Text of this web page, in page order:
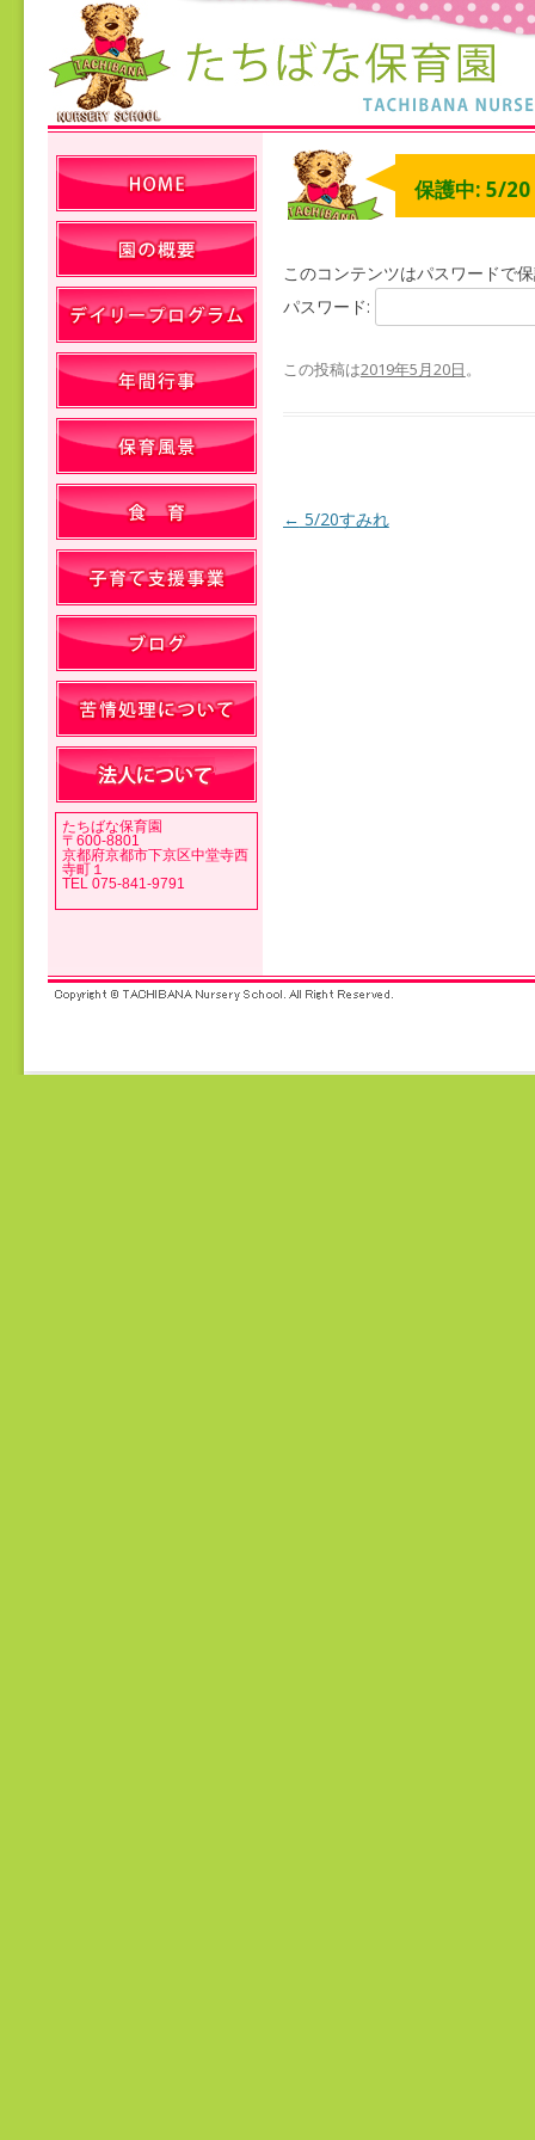
保護中: 5/20
このコンテンツはパスワードで
パスワード:
この投稿は2019年5月20日。
投稿ナビゲーション
← 5/20すみれ
たちばな保育園
〒600-8801
京都府京都市下京区中堂寺西
寺町１
TEL 075-841-9791